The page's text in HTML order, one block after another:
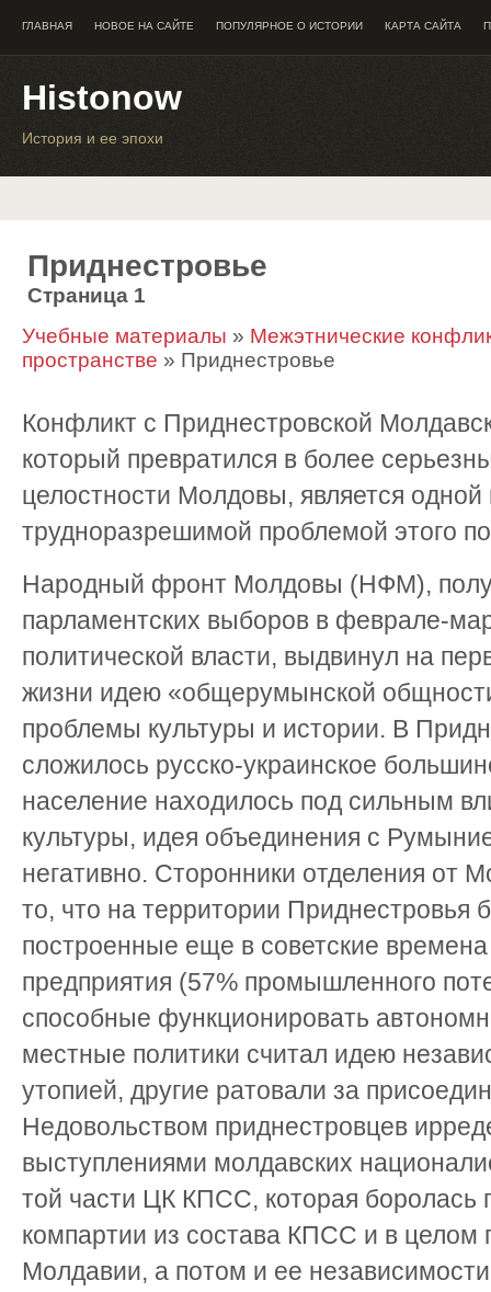
ГЛАВНАЯ НОВОЕ НА САЙТЕ ПОПУЛЯРНОЕ О ИСТОРИИ КАРТА САЙТА
Histonow
История и ее эпохи
Приднестровье
Страница 1
Учебные материалы » Межэтнические
пространстве » Приднестровье
Конфликт с Приднестровской
который превратился в более
целостности Молдовы, является
трудноразрешимой проблемой этого
Народный фронт Молдовы (НФМ),
парламентских выборов в феврале-
политической власти, выдвинул на
жизни идею «общерумынской
проблемы культуры и истории. В
сложилось русско-украинское
население находилось под сильным
культуры, идея объединения с
негативно. Сторонники отделения от
то, что на территории Приднестровья
построенные еще в советские
предприятия (57% промышленного
способные функционировать
местные политики считал идею
утопией, другие ратовали за
Недовольством приднестровцев
выступлениями молдавских
той части ЦК КПСС, которая боролась
компартии из состава КПСС и в целом
Молдавии, а потом и ее